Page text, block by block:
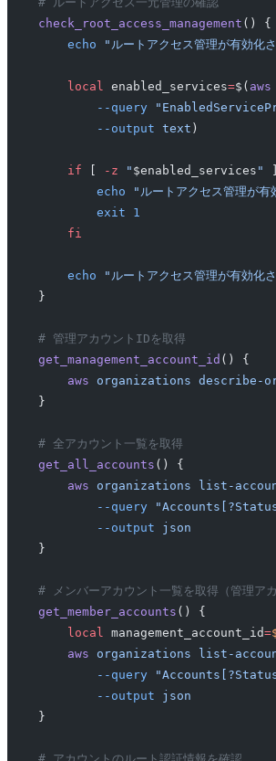
check_root_access_management () {
    echo
"ルートアクセス管理が有効化
    local
enabled_services=$( aws
        --query
        --output
text )
    if
-z " $enabled_services "
        echo
"ルートアクセス管理が有
        exit
1
    fi
    echo
"ルートアクセス管理が有効化
}
# 管理アカウントIDを取得
get_management_account_id () {
    aws
organizations describe-
}
# 全アカウント一覧を取得
get_all_accounts () {
    aws
organizations list-
        --query
        --output
json
}
# メンバーアカウント一覧を取得（管理アカ
get_member_accounts () {
    local
management_account_id=
    aws
organizations list-
        --query
        --output
json
}